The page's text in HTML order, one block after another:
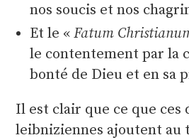
nos soucis et nos
Et le «Fatum
le contentement par la
bonté de Dieu et en sa
Il est clair que ce que ces
leibniziennes ajoutent au